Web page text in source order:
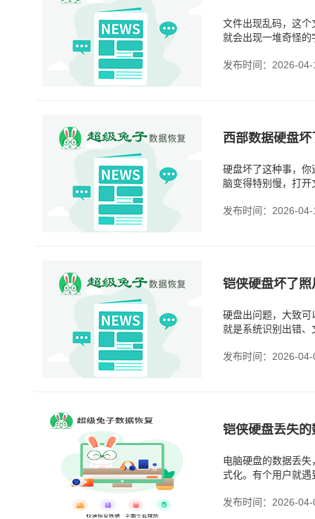
文件出现乱码，这
就会出现一堆奇怪
发布时间：2026-04-
西部数据硬盘
硬盘坏了这种事，
脑变得特别慢，打
发布时间：2026-04-
硬盘出问题，大致可
就是系统识别出错
发布时间：2026-04-
铠侠硬盘丢失
电脑硬盘的数据丢
式化。有个用户就
发布时间：2026-04-